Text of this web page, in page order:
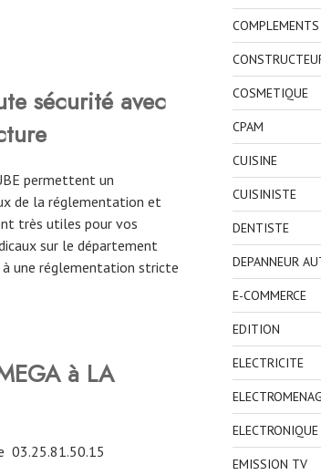
sécurité avec
permettent un
de la réglementation et
très utiles pour vos
sur le département
à une réglementation stricte
à LA
03.25.81.50.15
COSMETIQUE
CPAM
CUISINE
CUISINISTE
DENTISTE
DEPANNEUR
E-COMMERCE
EDITION
ELECTRICITE
EMISSION TV